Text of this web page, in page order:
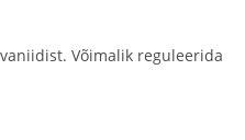
Võimalik reguleerida